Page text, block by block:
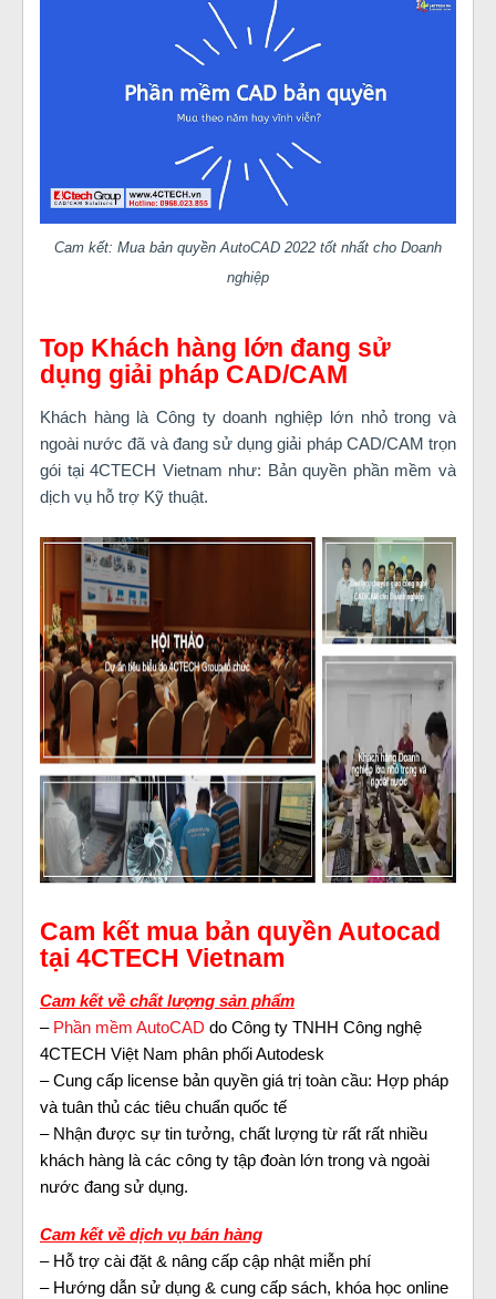
Cam kết: Mua bản quyền AutoCAD 2022 tốt nhất cho Doanh
nghiệp
Top Khách hàng lớn đang sử
dụng giải pháp CAD/CAM
Khách hàng là Công ty doanh nghiệp lớn nhỏ trong và
ngoài nước đã và đang sử dụng giải pháp CAD/CAM trọn
gói tại 4CTECH Vietnam như: Bản quyền phần mềm và
dịch vụ hỗ trợ Kỹ thuật.
Cam kết mua bản quyền Autocad
tại 4CTECH Vietnam
Cam kết về chất lượng sản phẩm
– Phần mềm AutoCAD do Công ty TNHH Công nghệ
4CTECH Việt Nam phân phối Autodesk
– Cung cấp license bản quyền giá trị toàn cầu: Hợp pháp
và tuân thủ các tiêu chuẩn quốc tế
– Nhận được sự tin tưởng, chất lượng từ rất rất nhiều
khách hàng là các công ty tập đoàn lớn trong và ngoài
nước đang sử dụng.
Cam kết về dịch vụ bán hàng
– Hỗ trợ cài đặt & nâng cấp cập nhật miễn phí
– Hướng dẫn sử dụng & cung cấp sách, khóa học online